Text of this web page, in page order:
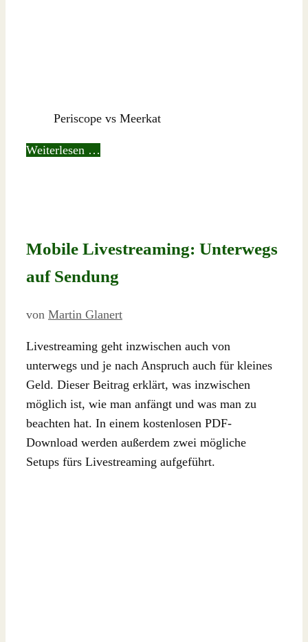
Periscope vs Meerkat
Weiterlesen …
Mobile Livestreaming: Unterwegs
auf Sendung
von Martin Glanert
Livestreaming geht inzwischen auch von
unterwegs und je nach Anspruch auch für kleines
Geld. Dieser Beitrag erklärt, was inzwischen
möglich ist, wie man anfängt und was man zu
beachten hat. In einem kostenlosen PDF-
Download werden außerdem zwei mögliche
Setups fürs Livestreaming aufgeführt.